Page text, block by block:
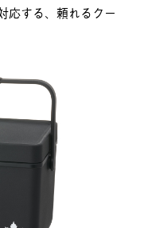
応する、頼れるクー